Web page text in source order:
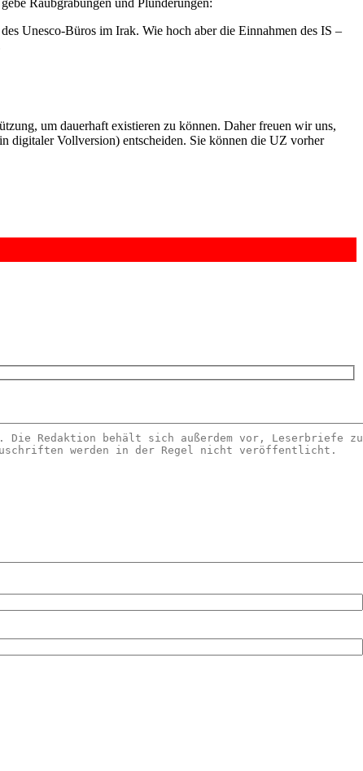
Raubgrabungen und Plünderungen:
Unesco-Büros im Irak. Wie hoch aber die Einnahmen des IS –
um dauerhaft existieren zu können. Daher freuen wir uns,
digitaler Vollversion) entscheiden. Sie können die UZ vorher